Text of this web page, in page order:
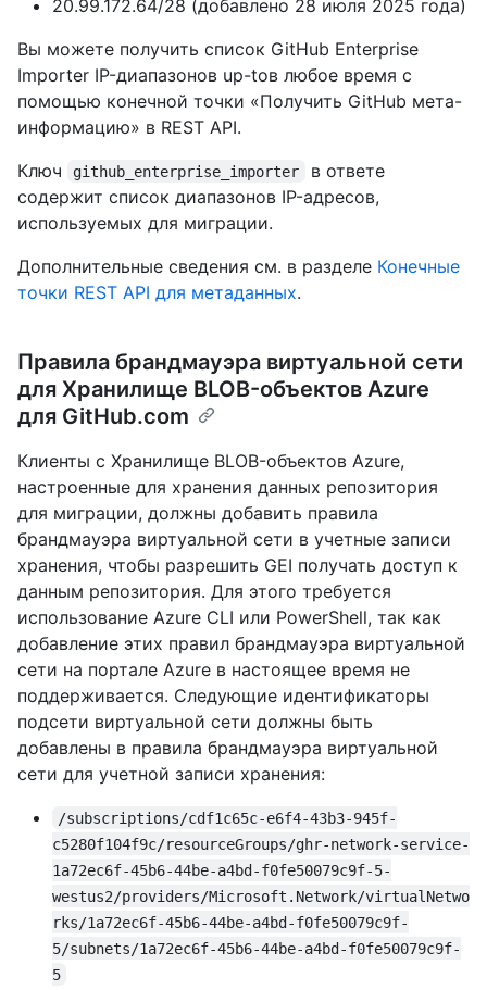
20.99.172.64/28 (добавлено 28 июля 2025 года)
Вы можете получить список GitHub Enterprise
Importer IP-диапазонов up-toв любое время с
помощью конечной точки «Получить GitHub мета-
информацию» в REST API.
Ключ
github_enterprise_importer
в ответе
содержит список диапазонов IP-адресов,
используемых для миграции.
Дополнительные сведения см. в разделе Конечные
точки REST API для метаданных.
Правила брандмауэра виртуальной сети
для Хранилище BLOB-объектов Azure
для GitHub.com
Клиенты с Хранилище BLOB-объектов Azure,
настроенные для хранения данных репозитория
для миграции, должны добавить правила
брандмауэра виртуальной сети в учетные записи
хранения, чтобы разрешить GEI получать доступ к
данным репозитория. Для этого требуется
использование Azure CLI или PowerShell, так как
добавление этих правил брандмауэра виртуальной
сети на портале Azure в настоящее время не
поддерживается. Следующие идентификаторы
подсети виртуальной сети должны быть
добавлены в правила брандмауэра виртуальной
сети для учетной записи хранения:
/subscriptions/cdf1c65c-e6f4-43b3-945f-
c5280f104f9c/resourceGroups/ghr-network-service-
1a72ec6f-45b6-44be-a4bd-f0fe50079c9f-5-
westus2/providers/Microsoft.Network/virtualNetwo
rks/1a72ec6f-45b6-44be-a4bd-f0fe50079c9f-
5/subnets/1a72ec6f-45b6-44be-a4bd-f0fe50079c9f-
5